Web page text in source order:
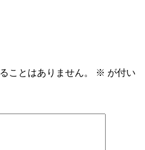
ことはありません。 ※ が付い